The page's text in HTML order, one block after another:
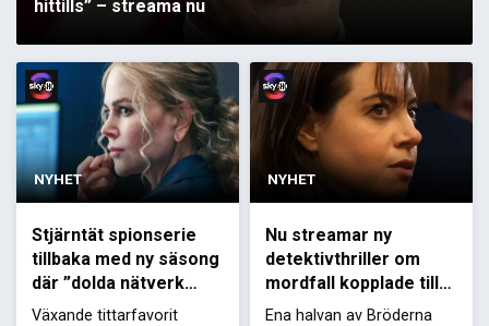
hittills” – streama nu
NYHET
Stjärntät spionserie
tillbaka med ny säsong
där ”dolda nätverk
kolliderar”
Växande tittarfavorit
NYHET
Nu streamar ny
detektivthriller om
mordfall kopplade till
mystisk kyrka
Ena halvan av Bröderna